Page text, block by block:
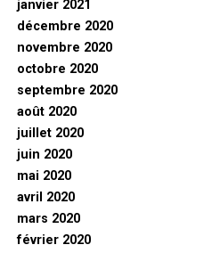
janvier 2021
décembre 2020
novembre 2020
octobre 2020
septembre 2020
août 2020
juillet 2020
juin 2020
mai 2020
avril 2020
mars 2020
février 2020